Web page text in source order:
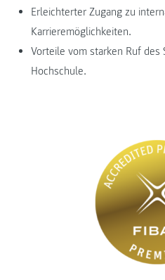
Erleichterter Zugang zu
Karrieremöglichkeiten.
Vorteile vom starken Ruf des
Hochschule.